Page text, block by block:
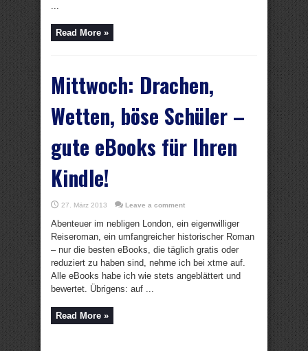
...
Read More »
Mittwoch: Drachen,
Wetten, böse Schüler –
gute eBooks für Ihren
Kindle!
27. März 2013 Leave a comment
Abenteuer im nebligen London, ein eigenwilliger
Reiseroman, ein umfangreicher historischer Roman
– nur die besten eBooks, die täglich gratis oder
reduziert zu haben sind, nehme ich bei xtme auf.
Alle eBooks habe ich wie stets angeblättert und
bewertet. Übrigens: auf ...
Read More »